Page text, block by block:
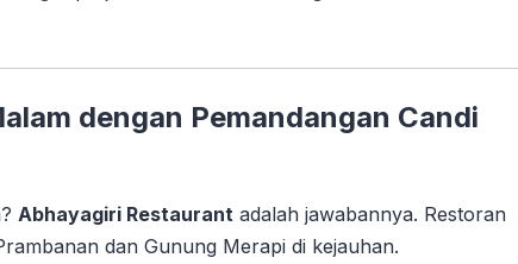
dengan Pemandangan Candi
Abhayagiri Restaurant adalah jawabannya. Restoran
dan Gunung Merapi di kejauhan.